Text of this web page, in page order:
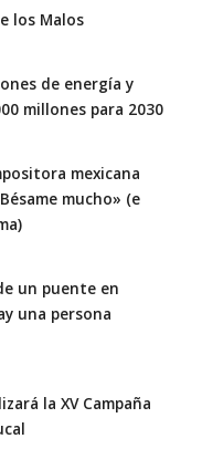
los Malos
de energía y
millones para 2030
mexicana
mucho» (e
un puente en
una persona
la XV Campaña